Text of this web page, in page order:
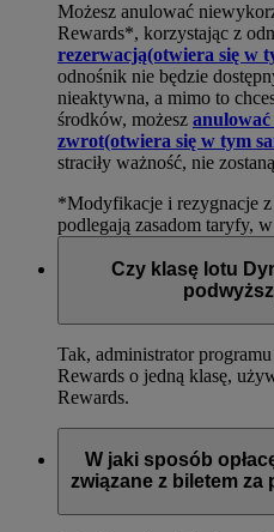
Możesz anulować
Rewards*, korzystając z
rezerwacją(otwiera się w
odnośnik nie będzie
nieaktywna, a mimo to
środków, możesz anulować
zwrot(otwiera się w tym
straciły ważność, nie
*Modyfikacje i rezygnacje
podlegają zasadom taryfy,
Czy klasę lotu
Tak, administrator
Rewards o jedną klasę,
Rewards.
W jaki sposób
związane z biletem